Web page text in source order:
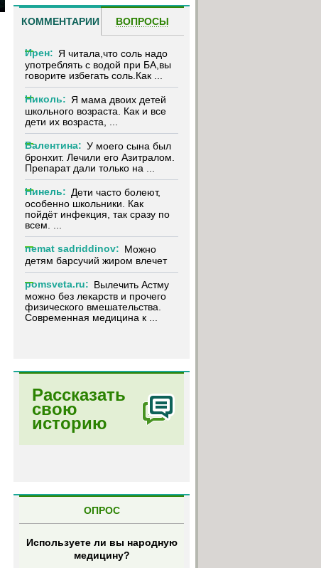
КОММЕНТАРИИ ВОПРОСЫ
Ирен: Я читала,что соль надо
употреблять с водой при БА,вы
говорите избегать соль.Как ...
Николь: Я мама двоих детей
школьного возраста. Как и все
дети их возраста, ...
Валентина: У моего сына был
бронхит. Лечили его Азитралом.
Препарат дали только на ...
Нинель: Дети часто болеют,
особенно школьники. Как
пойдёт инфекция, так сразу по
всем. ...
nemat sadriddinov: Можно
детям барсучий жиром влечет
pomsveta.ru: Вылечить Астму
можно без лекарств и прочего
физического вмешательства.
Современная медицина к ...
Рассказать
свою
историю
ОПРОС
Используете ли вы народную
медицину?